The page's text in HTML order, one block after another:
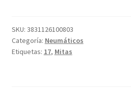
ZR
17
66W
SKU: 3831126100803
Categoría: Neumáticos
Etiquetas: 17, Mitas